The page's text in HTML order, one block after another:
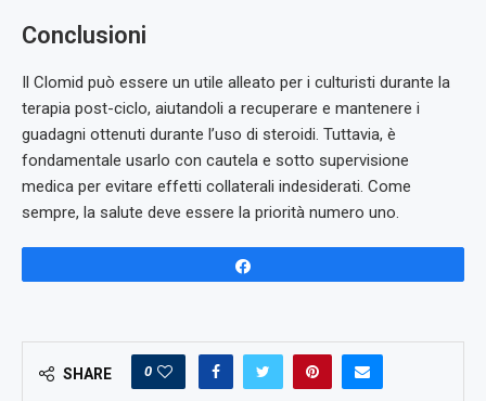
Conclusioni
Il Clomid può essere un utile alleato per i culturisti durante la
terapia post-ciclo, aiutandoli a recuperare e mantenere i
guadagni ottenuti durante l’uso di steroidi. Tuttavia, è
fondamentale usarlo con cautela e sotto supervisione
medica per evitare effetti collaterali indesiderati. Come
sempre, la salute deve essere la priorità numero uno.
SHARE 0